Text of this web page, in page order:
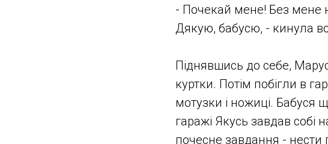
- Почекай мене! Без мене
Дякую, бабусю, - кинула
Піднявшись до себе,
куртки. Потім побігли в
мотузки і ножиці. Бабуся
гаражі Якусь завдав собі
почесне завдання - нести